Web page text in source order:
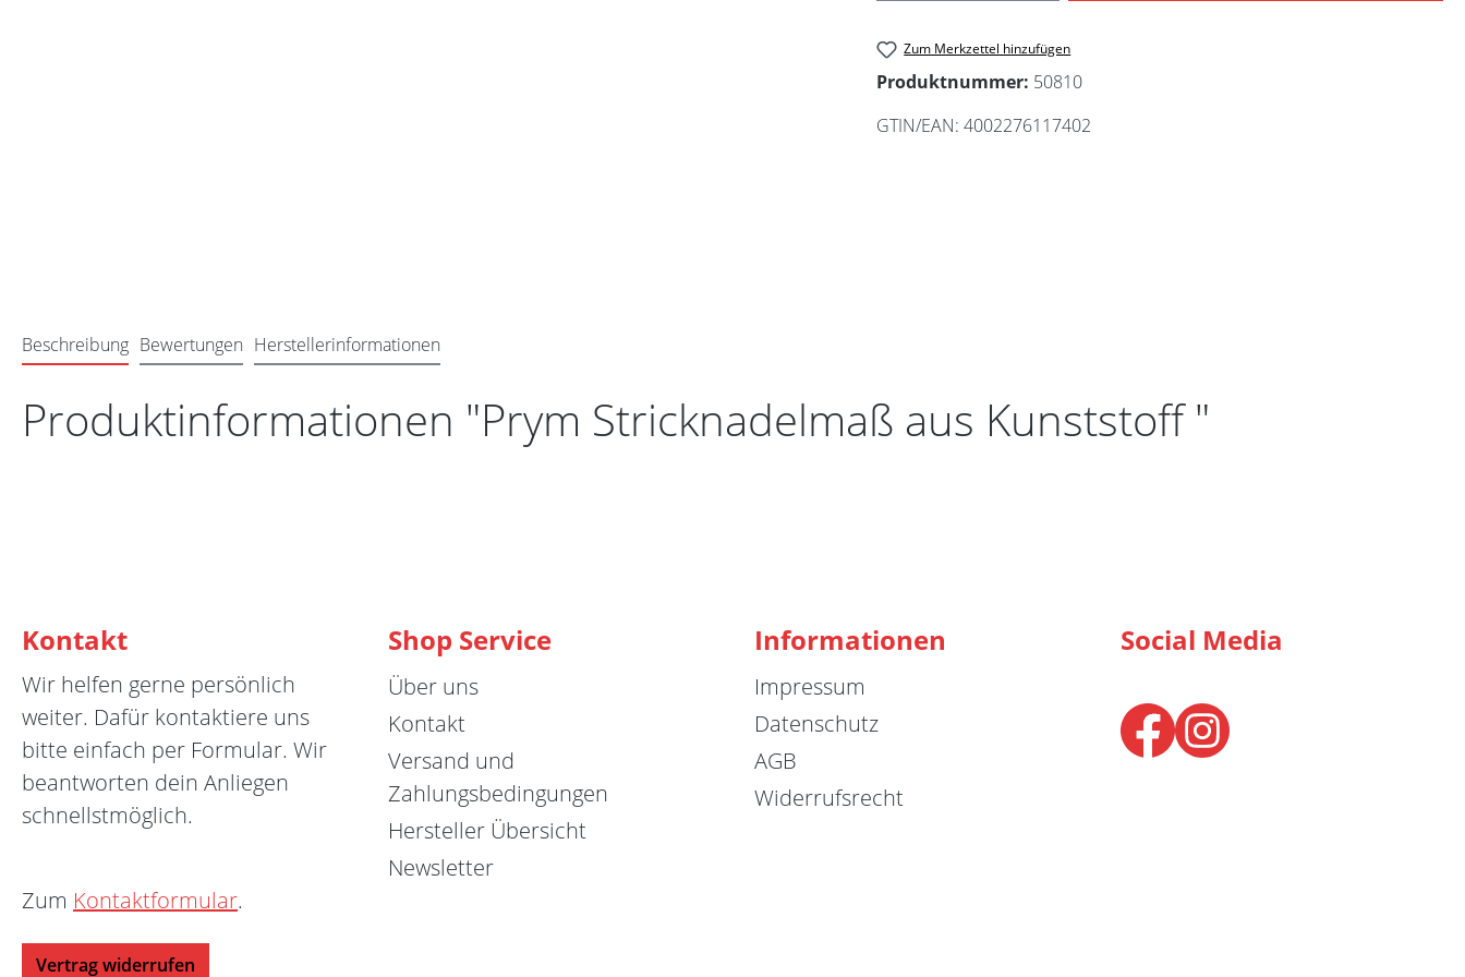
Zum Merkzettel hinzufügen
Produktnummer: 50810
GTIN/EAN: 4002276117402
Beschreibung Bewertungen Herstellerinformationen
Produktinformationen "Prym Stricknadelmaß aus Kunststoff "
Kontakt
Wir helfen gerne persönlich
weiter. Dafür kontaktiere uns
bitte einfach per Formular. Wir
beantworten dein Anliegen
schnellstmöglich.
Zum Kontaktformular.
Vertrag widerrufen
Shop Service
Über uns
Kontakt
Versand und
Zahlungsbedingungen
Hersteller Übersicht
Newsletter
Informationen
Impressum
Datenschutz
AGB
Widerrufsrecht
Social Media